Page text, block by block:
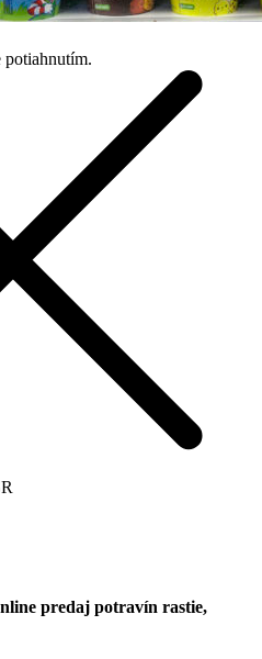
potiahnutím.
predaj potravín rastie,